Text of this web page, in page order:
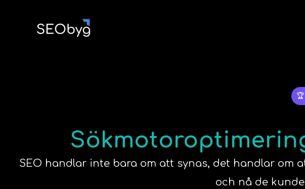
SEO handlar inte bara om att synas, det handlar om
och nå de